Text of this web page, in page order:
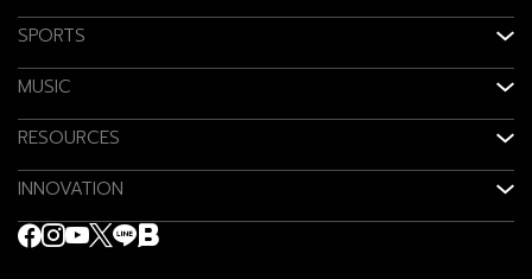
SPORTS
MUSIC
RESOURCES
INNOVATION